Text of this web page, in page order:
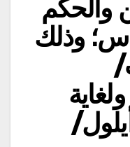
والحكم
وذلك
آب/